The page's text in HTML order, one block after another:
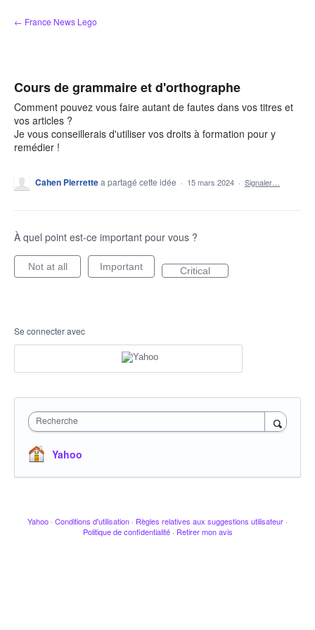
Aller
au
← France News Lego
Cours de grammaire et d'orthographe
Comment pouvez vous faire autant de fautes dans vos titres et
vos articles ?
Je vous conseillerais d'utiliser vos droits à formation pour y
remédier !
Cahen Pierrettea partagé cette idée · 15 mars 2024 · Signaler…
À quel point est-ce important pour vous ?
Not at all Important Critical
Se connecter avec
Recherche
Yahoo
Yahoo · Conditions d'utilisation · Règles relatives aux suggestions utilisateur ·
Politique de confidentialité · Retirer mon avis